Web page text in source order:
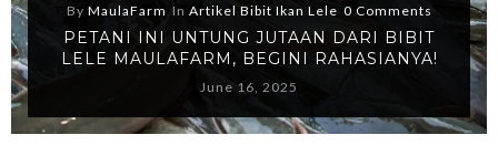
By MaulaFarm In Artikel Bibit Ikan Lele 0 Comments
PETANI INI UNTUNG JUTAAN DARI BIBIT
LELE MAULAFARM, BEGINI RAHASIANYA!
June 16, 2025